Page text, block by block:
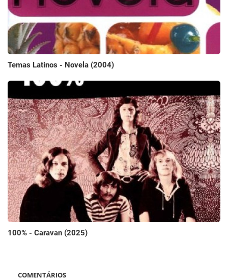
Temas Latinos - Novela (2004)
100% - Caravan (2025)
COMENTÁRIOS